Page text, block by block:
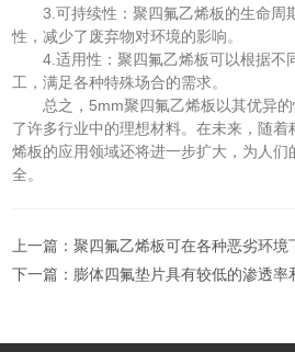
3.可持续性：聚四氟乙烯板的生命周
性，减少了废弃物对环境的影响。
4.适用性：聚四氟乙烯板可以根据不
工，满足各种特殊场合的需求。
总之，5mm聚四氟乙烯板以其优异的
了许多行业中的理想材料。在未来，随
烯板的应用领域还将进一步扩大，为人
全。
上一篇：聚四氟乙烯板可在各种恶劣环境
下一篇： 膨体四氟垫片具有较低的渗透